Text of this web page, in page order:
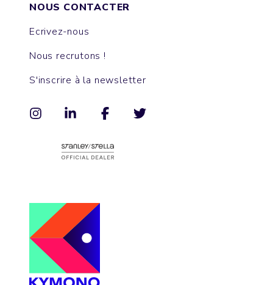
NOUS CONTACTER
Ecrivez-nous
Nous recrutons !
S'inscrire à la newsletter